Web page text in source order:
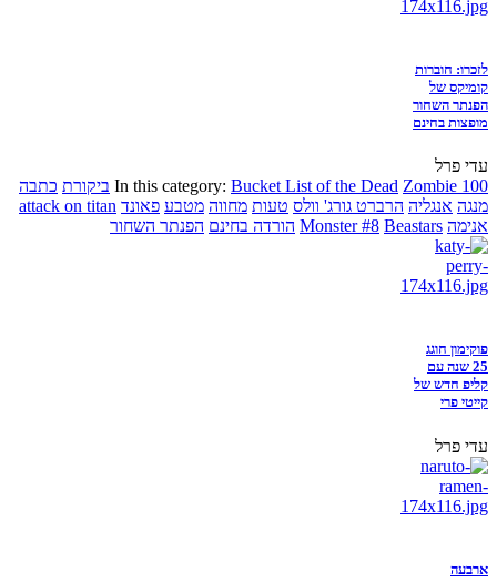
לזכרו: חוברות
קומיקס של
הפנתר השחור
מופצות בחינם
עדי פרל
In this category: Bucket List of the Dead Zombie 100 ביקורת כתבה
מנגה אנגליה הרברט גורג' וולס טעות מחווה מטבע פאונד attack on titan
אנימה
Monster #8 Beastars הורדה בחינם הפנתר השחור
פוקימון חוגג
25 שנה עם
קליפ חדש של
קייטי פרי
עדי פרל
ארבעה